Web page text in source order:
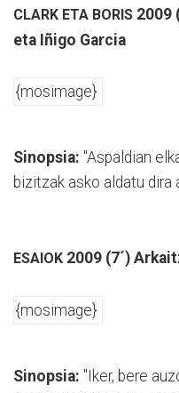
CLARK ETA BORIS 2009
eta Iñigo Garcia
{mosimage}
Sinopsia: "Aspaldian
bizitzak asko aldatu dira
ESAIOK 2009 (7´)
{mosimage}
Sinopsia: "Iker, bere